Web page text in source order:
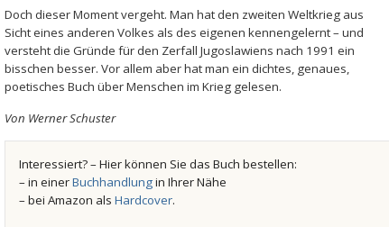
Doch dieser Moment vergeht. Man hat den zweiten Weltkrieg aus
Sicht eines anderen Volkes als des eigenen kennengelernt – und
versteht die Gründe für den Zerfall Jugoslawiens nach 1991 ein
bisschen besser. Vor allem aber hat man ein dichtes, genaues,
poetisches Buch über Menschen im Krieg gelesen.
Von Werner Schuster
Interessiert? – Hier können Sie das Buch bestellen:
– in einerBuchhandlungin Ihrer Nähe
– bei Amazon als Hardcover.